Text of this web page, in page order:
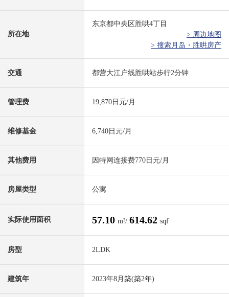
所在地
东京都中央区胜哄4丁目
> 周边地图
> 搜索月岛・胜哄房产
交通 都营大江户线胜哄站步行2分钟
管理费 19,870日元/月
维修基金 6,740日元/月
其他费用 因特网连接费770日元/月
房屋类型 公寓
实际使用面积 57.10 m²/ 614.62 sqf
房型 2LDK
建筑年 2023年8月築(築2年)